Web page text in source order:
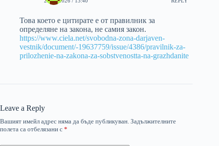
Това което е цитирате е от правилник за
определяне на закона, не самия закон.
https://www.ciela.net/svobodna-zona-darjaven-
vestnik/document/-19637759/issue/4386/pravilnik-za-
prilozhenie-na-zakona-za-sobstvenostta-na-grazhdanite
Leave a Reply
Вашият имейл адрес няма да бъде публикуван. Задължителните
полета са отбелязани с *